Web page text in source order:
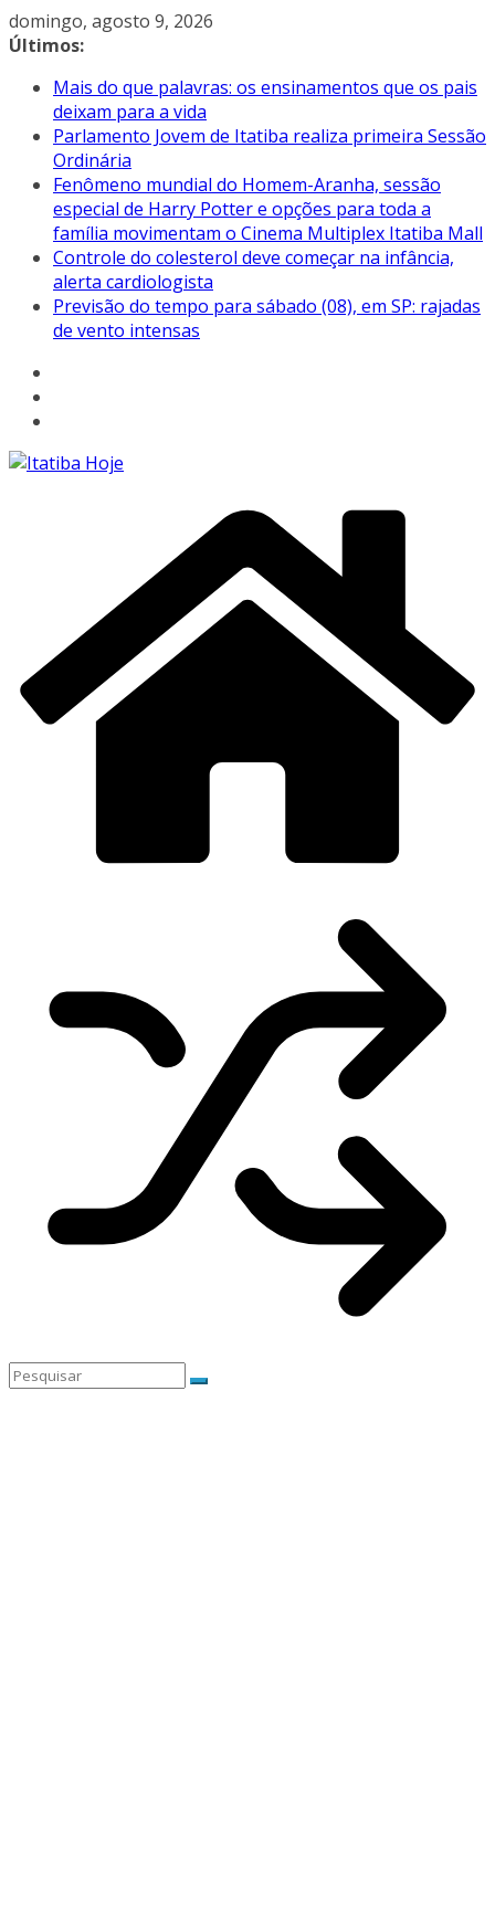
Pular
para
conteúdo
domingo, agosto 9, 2026
Últimos:
Mais do que palavras: os ensinamentos que os pais
deixam para a vida
Parlamento Jovem de Itatiba realiza primeira Sessão
Ordinária
Fenômeno mundial do Homem-Aranha, sessão
especial de Harry Potter e opções para toda a
família movimentam o Cinema Multiplex Itatiba Mall
Controle do colesterol deve começar na infância,
alerta cardiologista
Previsão do tempo para sábado (08), em SP: rajadas
de vento intensas